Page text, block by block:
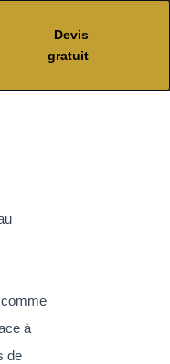
Devis
gratuit
à
de